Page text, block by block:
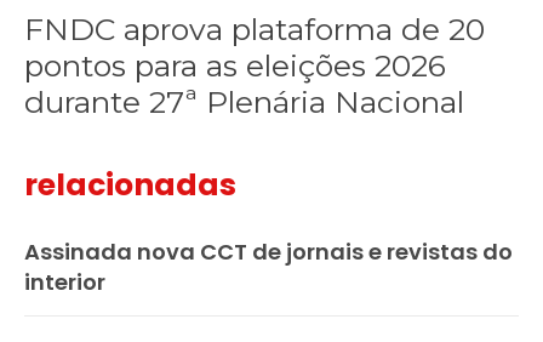
FNDC aprova plataforma de 20
pontos para as eleições 2026
durante 27ª Plenária Nacional
relacionadas
Assinada nova CCT de jornais e revistas do
interior